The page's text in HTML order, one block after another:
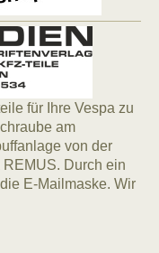
für Ihre Vespa zu
am
von der
Durch ein
E-Mailmaske. Wir